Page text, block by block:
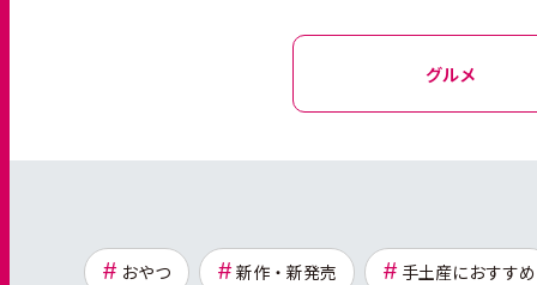
グルメ
おやつ 新作・新発売 手土産におすすめ